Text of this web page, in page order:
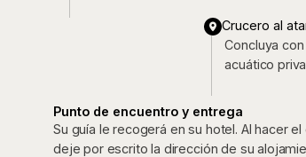
Crucero al
Concluya
acuático
Punto de encuentro y entrega
Su guía le recogerá en su hotel. Al hacer
deje por escrito la dirección de su